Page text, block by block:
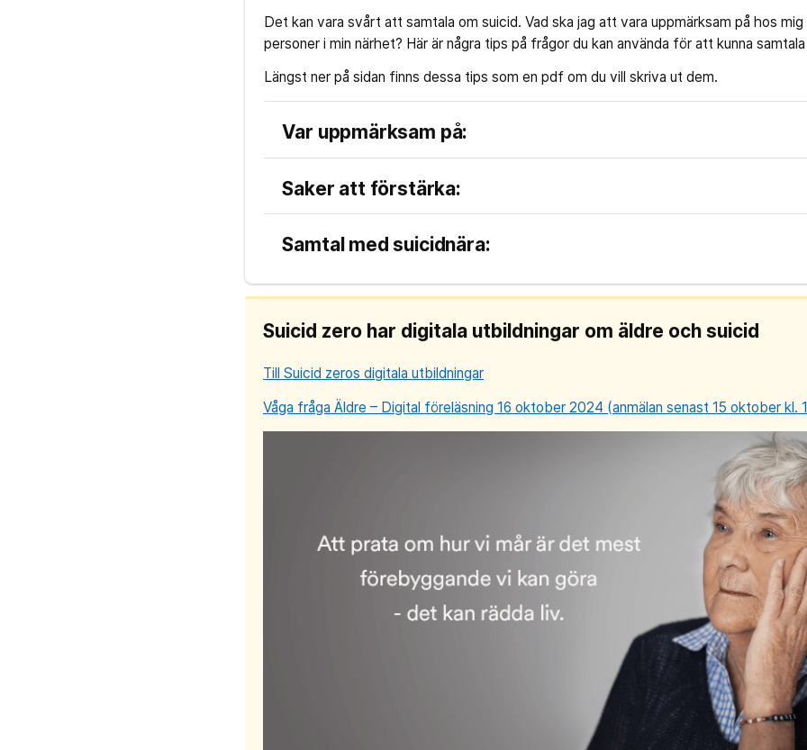
Det kan vara svårt att samtala om suicid. Vad ska jag att vara uppmärksam på hos
personer i min närhet? Här är några tips på frågor du kan använda för att kunna
Längst ner på sidan finns dessa tips som en pdf om du vill skriva ut dem.
Var uppmärksam på:
Saker att förstärka:
Samtal med suicidnära:
Suicid zero har digitala utbildningar om äldre och suicid
Till Suicid zeros digitala utbildningar
Våga fråga Äldre – Digital föreläsning 16 oktober 2024 (anmälan senast 15 oktober kl.